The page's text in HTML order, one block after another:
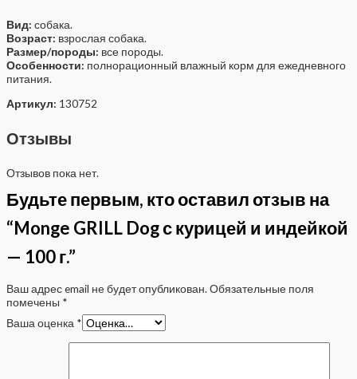
Вид: собака.
Возраст: взрослая собака.
Размер/породы: все породы.
Особенности: полнорационный влажный корм для ежедневного
питания.
Артикул: 130752
Отзывы
Отзывов пока нет.
Будьте первым, кто оставил отзыв на
“Monge GRILL Dog с курицей и индейкой
— 100 г.”
Ваш адрес email не будет опубликован. Обязательные поля
помечены *
Ваша оценка *